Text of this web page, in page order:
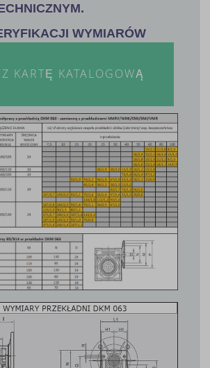
WYMIARÓW
KARTĘ KATALOGOWĄ